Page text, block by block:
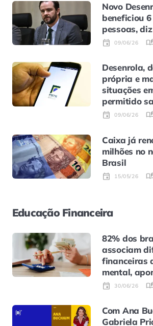
Novo
beneficiou
pessoas,
09/06/26
Desenrola,
própria e
situações
permitido
09/06/26
Caixa já
milhões no
Brasil
15/05/26
Educação Financeira
82% dos
associam
financeiras
mental,
30/06/26
Com Ana
Gabriela